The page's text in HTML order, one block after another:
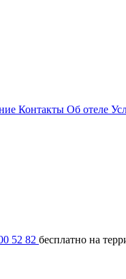
Контакты Об отеле
52 82 бесплатно на